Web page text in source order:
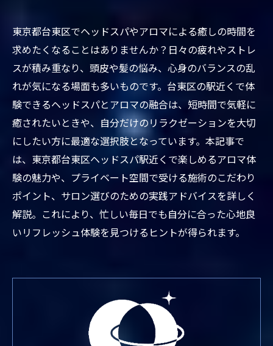
東京都台東区でヘッドスパやアロマによる癒しの時間を
求めたくなることはありませんか？日々の疲れやストレ
スが積み重なり、頭皮や髪の悩み、心身のバランスの乱
れが気になる場面も多いものです。台東区の駅近くで体
験できるヘッドスパとアロマの融合は、短時間で気軽に
癒されたいときや、自分だけのリラクゼーションを大切
にしたい方に最適な選択肢となっています。本記事で
は、東京都台東区ヘッドスパ駅近くで楽しめるアロマ体
験の魅力や、プライベート空間で受ける施術のこだわり
ポイント、サロン選びのための実践アドバイスを詳しく
解説。これにより、忙しい毎日でも自分に合った心地良
いリフレッシュ体験を見つけるヒントが得られます。